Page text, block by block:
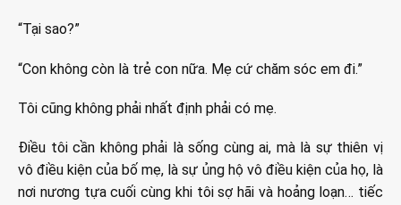
“Tại sao?”
“Con không còn là trẻ con nữa. Mẹ cứ chăm sóc em đi.”
Tôi cũng không phải nhất định phải có mẹ.
Điều tôi cần không phải là sống cùng ai, mà là sự thiên vị
vô điều kiện của bố mẹ, là sự ủng hộ vô điều kiện của họ, là
nơi nương tựa cuối cùng khi tôi sợ hãi và hoảng loạn… tiếc